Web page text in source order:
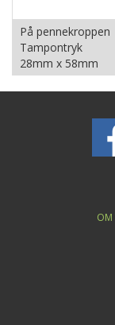
På pennekroppen
Tampontryk
28mm x 58mm
OM